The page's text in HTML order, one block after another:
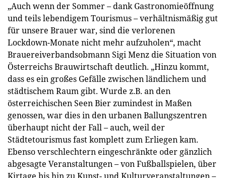
„Auch wenn der Sommer – dank Gastronomieöffnung
und teils lebendigem Tourismus – verhältnismäßig gut
für unsere Brauer war, sind die verlorenen
Lockdown-Monate nicht mehr aufzuholen“, macht
Brauereiverbandsobmann Sigi Menz die Situation von
Österreichs Brauwirtschaft deutlich. „Hinzu kommt,
dass es ein großes Gefälle zwischen ländlichem und
städtischem Raum gibt. Wurde z.B. an den
österreichischen Seen Bier zumindest in Maßen
genossen, war dies in den urbanen Ballungszentren
überhaupt nicht der Fall – auch, weil der
Städtetourismus fast komplett zum Erliegen kam.
Ebenso verschlechtern eingeschränkte oder gänzlich
abgesagte Veranstaltungen – von Fußballspielen, über